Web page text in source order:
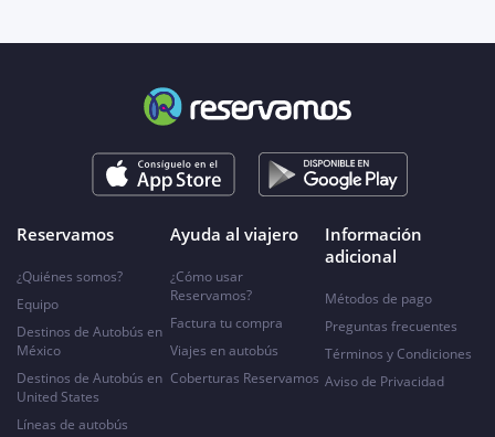
Reservamos
¿Quiénes somos?
Equipo
Destinos de Autobús en
México
Destinos de Autobús en
United States
Líneas de autobús
Ayuda al viajero
¿Cómo usar
Reservamos?
Factura tu compra
Viajes en autobús
Coberturas Reservamos
Información
adicional
Métodos de pago
Preguntas frecuentes
Términos y Condiciones
Aviso de Privacidad